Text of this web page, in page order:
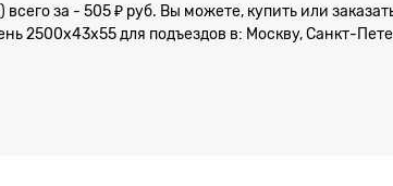
за - 505 ₽ руб. Вы можете, купить или
2500х43х55 для подъездов в: Москву, Санкт-